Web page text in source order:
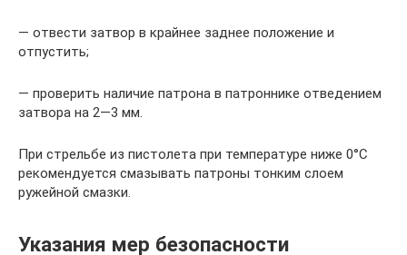
— отвести затвор в крайнее заднее положение и
отпустить;
— проверить наличие патрона в патроннике отведением
затвора на 2—3 мм.
При стрельбе из пистолета при температуре ниже 0°С
рекомендуется смазывать патроны тонким слоем
ружейной смазки.
Указания мер безопасности